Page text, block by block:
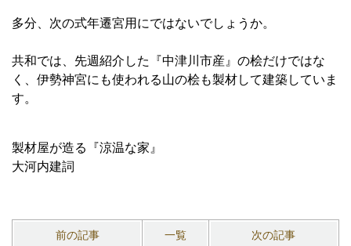
多分、次の式年遷宮用にではないでしょうか。
共和では、先週紹介した『中津川市産』の桧だけではな
く、伊勢神宮にも使われる山の桧も製材して建築していま
す。
製材屋が造る『涼温な家』
大河内建詞
前の記事 一覧 次の記事